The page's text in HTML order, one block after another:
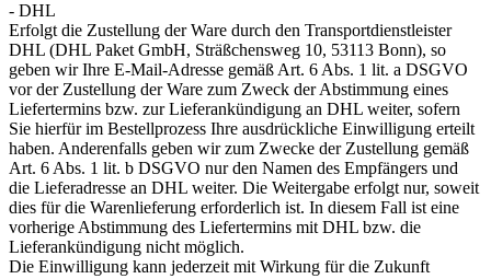
- DHL
Erfolgt die Zustellung der Ware durch den Transportdienstleister
DHL (DHL Paket GmbH, Sträßchensweg 10, 53113 Bonn), so
geben wir Ihre E-Mail-Adresse gemäß Art. 6 Abs. 1 lit. a DSGVO
vor der Zustellung der Ware zum Zweck der Abstimmung eines
Liefertermins bzw. zur Lieferankündigung an DHL weiter, sofern
Sie hierfür im Bestellprozess Ihre ausdrückliche Einwilligung erteilt
haben. Anderenfalls geben wir zum Zwecke der Zustellung gemäß
Art. 6 Abs. 1 lit. b DSGVO nur den Namen des Empfängers und
die Lieferadresse an DHL weiter. Die Weitergabe erfolgt nur, soweit
dies für die Warenlieferung erforderlich ist. In diesem Fall ist eine
vorherige Abstimmung des Liefertermins mit DHL bzw. die
Lieferankündigung nicht möglich.
Die Einwilligung kann jederzeit mit Wirkung für die Zukunft